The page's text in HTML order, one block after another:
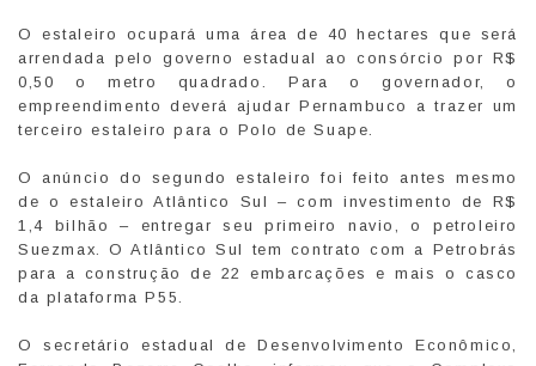
O estaleiro ocupará uma área de 40 hectares que será
arrendada pelo governo estadual ao consórcio por R$
0,50 o metro quadrado. Para o governador, o
empreendimento deverá ajudar Pernambuco a trazer um
terceiro estaleiro para o Polo de Suape.
O anúncio do segundo estaleiro foi feito antes mesmo
de o estaleiro Atlântico Sul – com investimento de R$
1,4 bilhão – entregar seu primeiro navio, o petroleiro
Suezmax. O Atlântico Sul tem contrato com a Petrobrás
para a construção de 22 embarcações e mais o casco
da plataforma P55.
O secretário estadual de Desenvolvimento Econômico,